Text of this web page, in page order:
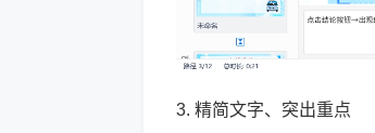
3. 精简文字、突出重点